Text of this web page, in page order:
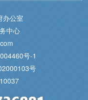
办公室
中心
号-1
号